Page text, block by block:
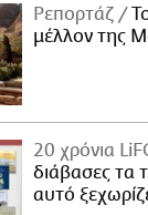
Ρεπορτάζ
μέλλον της
20 χρόνια
διάβασες τα
αυτό